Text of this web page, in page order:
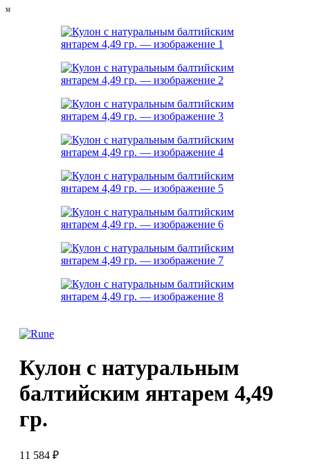
M
Кулон с натуральным
балтийским янтарем 4,49
гр.
11 584 ₽